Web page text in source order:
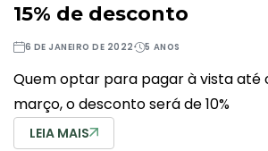
15% de desconto
6 DE JANEIRO DE 2022 5 ANOS
Quem optar para pagar à vista até
março, o desconto será de 10%
LEIA MAIS